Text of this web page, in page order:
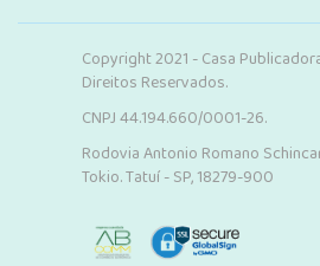
Copyright 2021 - Casa
Direitos Reservados.
CNPJ 44.194.660/0001-26.
Rodovia Antonio Romano
Tokio. Tatuí - SP, 18279-900